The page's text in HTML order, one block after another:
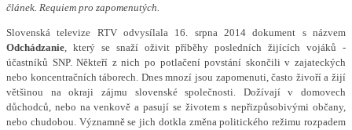
článek. Requiem pro zapomenutých.
Slovenská televize RTV odvysílala 16. srpna 2014 dokument s názvem
Odchádzanie, který se snaží oživit příběhy posledních žijících vojáků -
účastníků SNP. Někteří z nich po potlačení povstání skončili v zajateckých
nebo koncentračních táborech. Dnes mnozí jsou zapomenuti, často živoří a žijí
většinou na okraji zájmu slovenské společnosti. Dožívají v domovech
důchodců, nebo na venkově a pasují se životem s nepřizpůsobivými občany,
nebo chudobou. Významně se jich dotkla změna politického režimu rozpadem